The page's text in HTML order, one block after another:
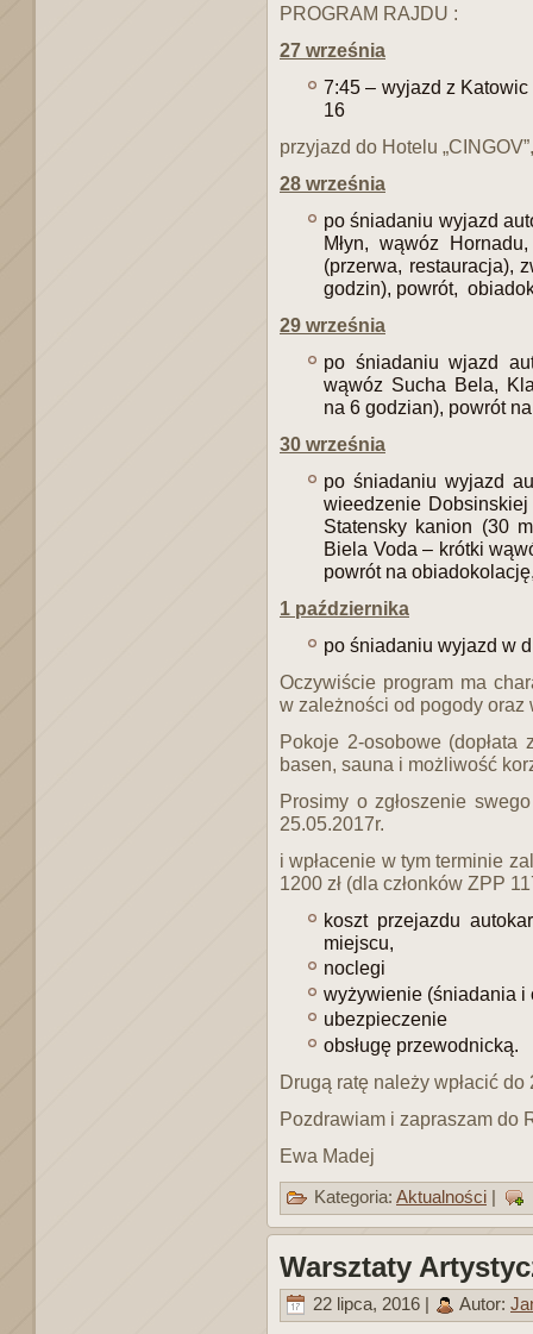
PROGRAM RAJDU :
27 września
7:45 – wyjazd z
16
przyjazd do Hotelu
28 września
po śniadaniu wyjazd
Młyn, wąwóz
(przerwa, restauracja),
godzin), powrót,
29 września
po śniadaniu wjazd
wąwóz Sucha Bela,
na 6 godzian), powrót
30 września
po śniadaniu wyjazd
wieedzenie
Statensky kanion (30
Biela Voda – krótki
powrót na
1 października
po śniadaniu wyjazd w
Oczywiście program ma
w zależności od pogody oraz
Pokoje 2-osobowe (dopłata
basen, sauna i możliwość
Prosimy o zgłoszenie
25.05.2017r.
i wpłacenie w tym terminie
1200 zł (dla członków ZPP
koszt przejazdu
miejscu,
noclegi
wyżywienie (śniadania i
ubezpieczenie
obsługę przewodnicką.
Drugą ratę należy wpłacić do
Pozdrawiam i zapraszam do
Ewa Madej
Kategoria: Aktualności |
Warsztaty
22 lipca, 2016 | Autor: